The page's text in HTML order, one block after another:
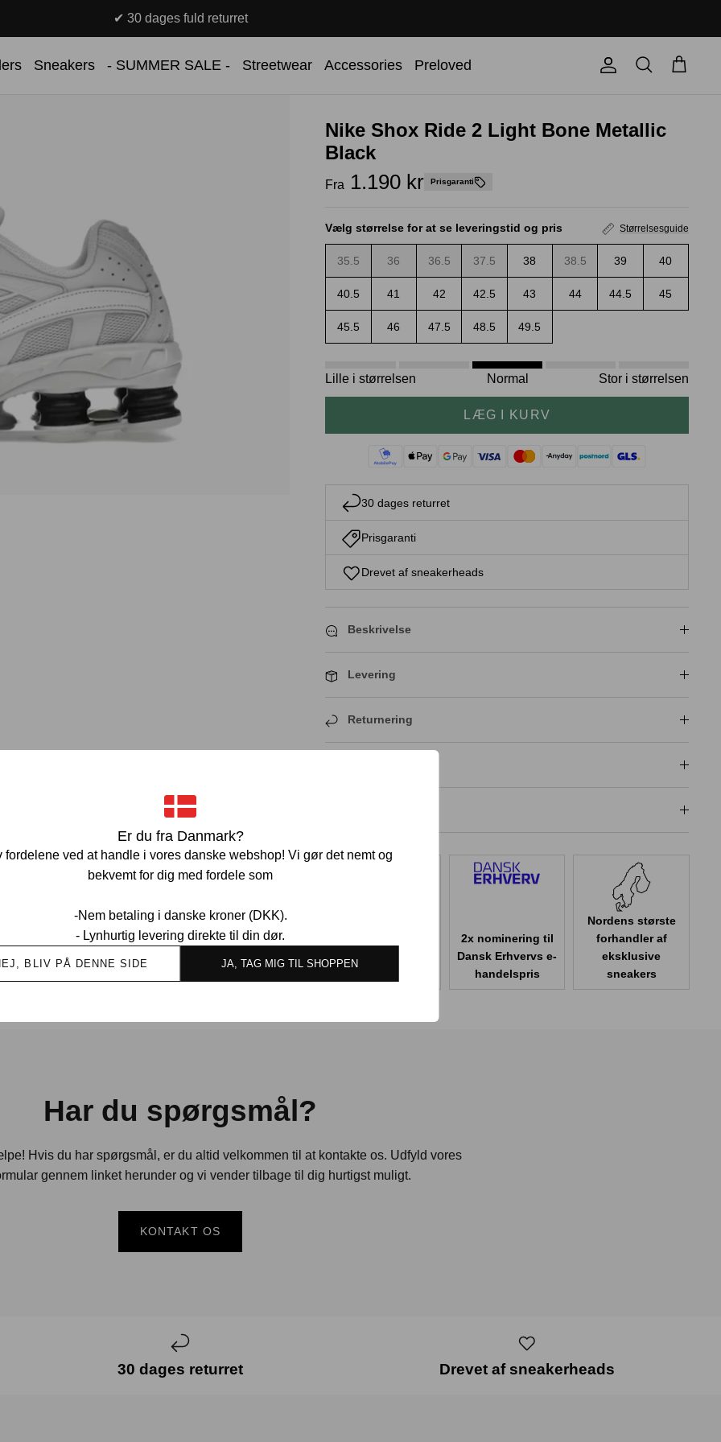
✔ 30 dages fuld returret
Sneakers - SUMMER SALE - Streetwear Accessories Preloved Konto
Søg
Kurv
Er du fra Danmark?
fordelene ved at handle i vores danske webshop! Vi gør det nemt og
bekvemt for dig med fordele som
-Nem betaling i danske kroner (DKK).
- Lynhurtig levering direkte til din dør.
BLIV PÅ DENNE SIDE JA, TAG MIG TIL SHOPPEN
Nike Shox Ride 2 Light Bone Metallic
Black
Fra 1.190 kr Prisgaranti
Vælg størrelse for at se leveringstid og pris Størrelsesguide
35.5 36 36.5 37.5 38 38.5 39 40
40.5 41 42 42.5 43 44 44.5 45
45.5 46 47.5 48.5 49.5
Lille i størrelsen Normal Stor i størrelsen
LÆG I KURV
30 dages returret
Prisgaranti
Drevet af sneakerheads
Beskrivelse
Levering
Returnering
2x nominering til
Dansk Erhvervs e-
handelspris
Nordens største
forhandler af
eksklusive
sneakers
Har du spørgsmål?
Hvis du har spørgsmål, er du altid velkommen til at kontakte os. Udfyld vores
gennem linket herunder og vi vender tilbage til dig hurtigst muligt.
KONTAKT OS
30 dages returret Drevet af sneakerheads